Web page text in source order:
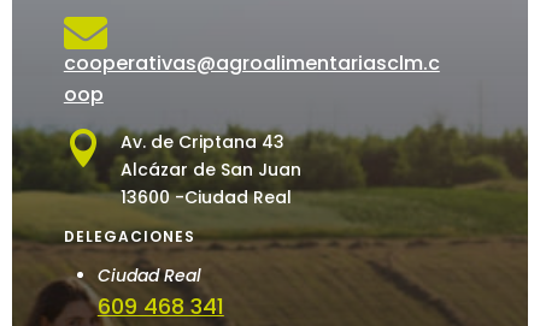

cooperativas@agroalimentariasclm.c
oop

Av. de Criptana 43
Alcázar de San Juan
13600 -Ciudad Real
DELEGACIONES
Ciudad Real
609 468 341